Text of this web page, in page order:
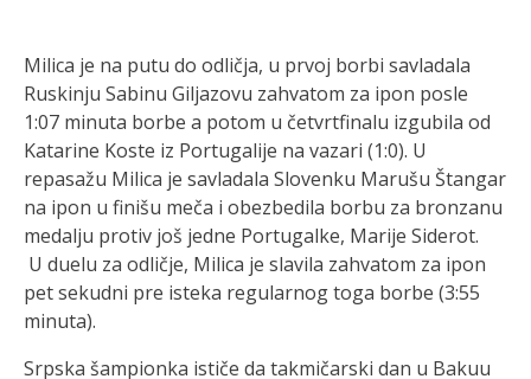
Milica je na putu do odličja, u prvoj borbi savladala
Ruskinju Sabinu Giljazovu zahvatom za ipon posle
1:07 minuta borbe a potom u četvrtfinalu izgubila od
Katarine Koste iz Portugalije na vazari (1:0). U
repasažu Milica je savladala Slovenku Marušu Štangar
na ipon u finišu meča i obezbedila borbu za bronzanu
medalju protiv još jedne Portugalke, Marije Siderot.
U duelu za odličje, Milica je slavila zahvatom za ipon
pet sekudni pre isteka regularnog toga borbe (3:55
minuta).
Srpska šampionka ističe da takmičarski dan u Bakuu